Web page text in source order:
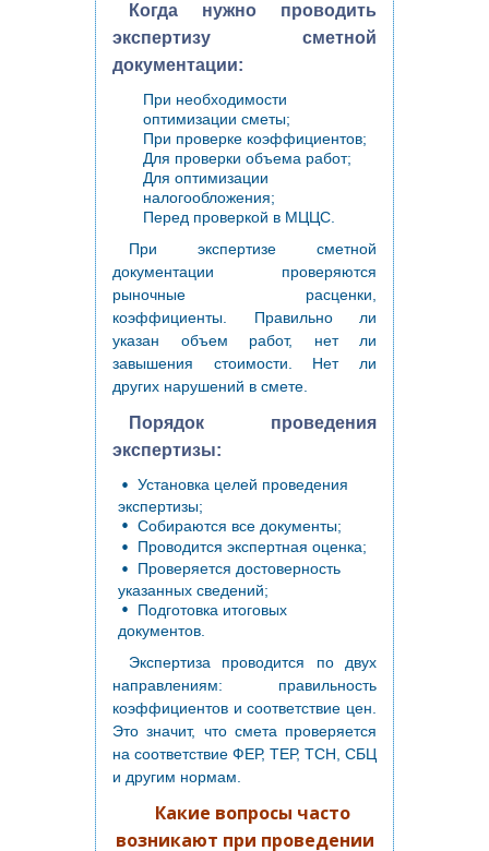
Когда нужно проводить
экспертизу сметной
документации:
При необходимости
оптимизации сметы;
При проверке коэффициентов;
Для проверки объема работ;
Для оптимизации
налогообложения;
Перед проверкой в МЦЦС.
При экспертизе сметной
документации проверяются
рыночные расценки,
коэффициенты. Правильно ли
указан объем работ, нет ли
завышения стоимости. Нет ли
других нарушений в смете.
Порядок проведения
экспертизы:
Установка целей проведения
экспертизы;
Собираются все документы;
Проводится экспертная оценка;
Проверяется достоверность
указанных сведений;
Подготовка итоговых
документов.
Экспертиза проводится по двух
направлениям: правильность
коэффициентов и соответствие цен.
Это значит, что смета проверяется
на соответствие ФЕР, ТЕР, ТСН, СБЦ
и другим нормам.
Какие вопросы часто
возникают при проведении